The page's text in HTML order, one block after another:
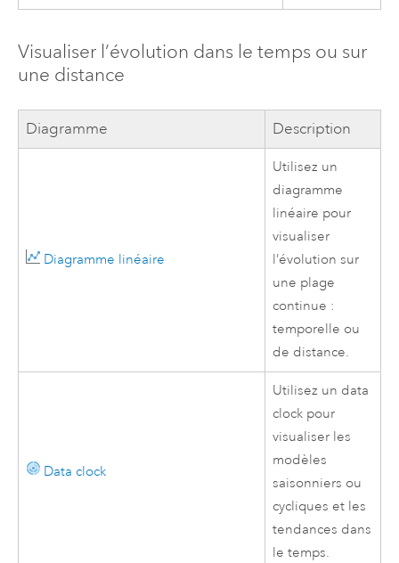
Visualiser l’évolution dans le temps ou sur
une distance
Diagramme Description
Diagramme linéaire
Utilisez un
diagramme
linéaire pour
visualiser
l’évolution sur
une plage
continue :
temporelle ou
de distance.
Data clock
Utilisez un data
clock pour
visualiser les
modèles
saisonniers ou
cycliques et les
tendances dans
le temps.